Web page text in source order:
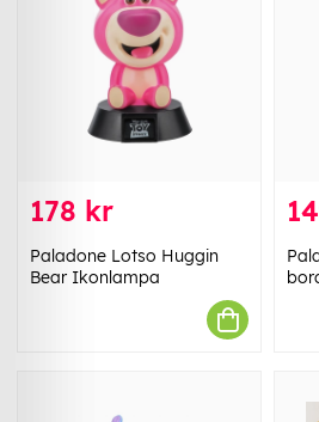
178 kr
Paladone Lotso Huggin
Bear Ikonlampa